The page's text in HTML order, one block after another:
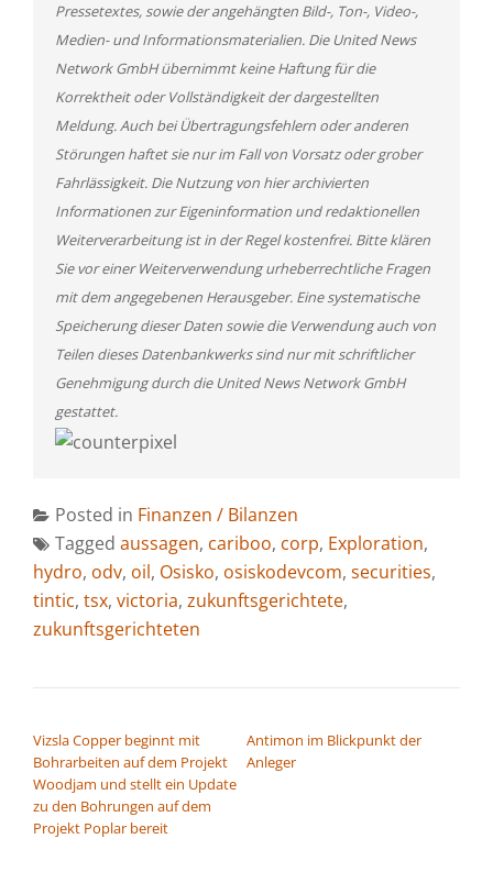
Pressetextes, sowie der angehängten Bild-, Ton-, Video-,
Medien- und Informationsmaterialien. Die United News
Network GmbH übernimmt keine Haftung für die
Korrektheit oder Vollständigkeit der dargestellten
Meldung. Auch bei Übertragungsfehlern oder anderen
Störungen haftet sie nur im Fall von Vorsatz oder grober
Fahrlässigkeit. Die Nutzung von hier archivierten
Informationen zur Eigeninformation und redaktionellen
Weiterverarbeitung ist in der Regel kostenfrei. Bitte klären
Sie vor einer Weiterverwendung urheberrechtliche Fragen
mit dem angegebenen Herausgeber. Eine systematische
Speicherung dieser Daten sowie die Verwendung auch von
Teilen dieses Datenbankwerks sind nur mit schriftlicher
Genehmigung durch die United News Network GmbH
gestattet.
Posted in Finanzen / Bilanzen
Tagged aussagen, cariboo, corp, Exploration,
hydro, odv, oil, Osisko, osiskodevcom, securities,
tintic, tsx, victoria, zukunftsgerichtete,
zukunftsgerichteten
Vizsla Copper beginnt mit
Bohrarbeiten auf dem Projekt
Woodjam und stellt ein Update
zu den Bohrungen auf dem
Projekt Poplar bereit
Antimon im Blickpunkt der
Anleger